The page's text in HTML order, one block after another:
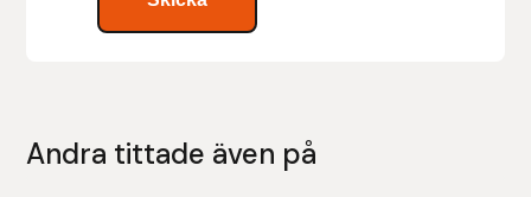
Andra tittade även på